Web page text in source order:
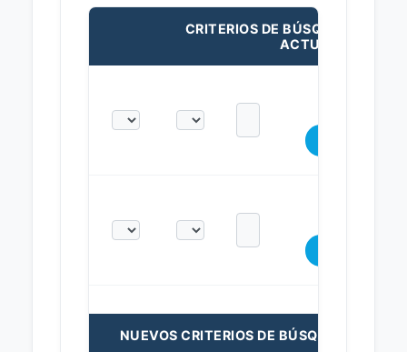
CRITERIOS DE BÚSQUEDA
ACTUALES:
NUEVOS CRITERIOS DE BÚSQUEDA: